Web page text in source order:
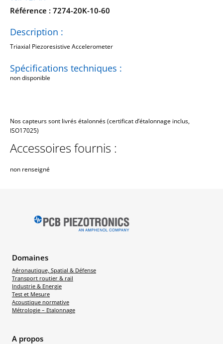
Référence : 7274-20K-10-60
Spécifications techniques :
non disponible
Description :
Triaxial Piezoresistive Accelerometer
Nos capteurs sont livrés étalonnés (certificat d’étalonnage inclus,
ISO17025)
Accessoires fournis :
non renseigné
Domaines
Aéronautique, Spatial & Défense
Transport routier & rail
Industrie & Energie
Test et Mesure
Acoustique normative
Métrologie – Etalonnage
A propos